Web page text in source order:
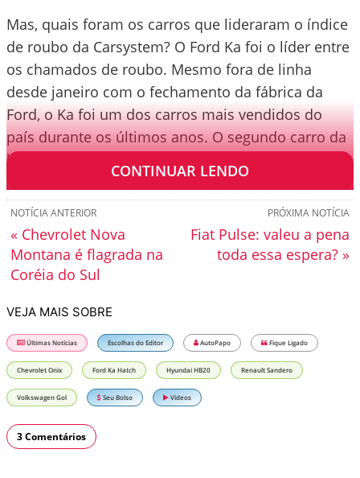
Mas, quais foram os carros que lideraram o índice
de roubo da Carsystem? O Ford Ka foi o líder entre
os chamados de roubo. Mesmo fora de linha
desde janeiro com o fechamento da fábrica da
Ford, o Ka foi um dos carros mais vendidos do
país durante os últimos anos. O segundo carro da
lista foi o Chevrolet Onix.
CONTINUAR LENDO
PRÓXIMA NOTÍCIA
Fiat Pulse: valeu a pena
toda essa espera? »
NOTÍCIA ANTERIOR
« Chevrolet Nova
Montana é flagrada na
Coréia do Sul
VEJA MAIS SOBRE
Últimas Notícias Escolhas do Editor AutoPapo Fique Ligado
Chevrolet Onix Ford Ka Hatch Hyundai HB20 Renault Sandero
Volkswagen Gol Seu Bolso Vídeos
3 Comentários